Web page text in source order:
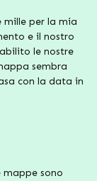
mille per la mia
e il nostro
le nostre
sembra
con la data in
sono